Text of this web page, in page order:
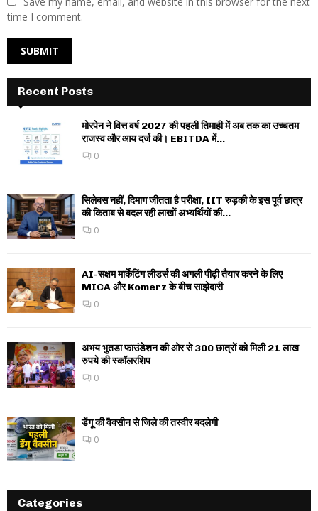
time I comment.
Recent Posts
मोरपेन ने वित्त वर्ष 2027 की पहली तिमाही में अब तक का उच्चतम
राजस्व और आय दर्ज की। EBITDA में...
0
सिलेबस नहीं, दिमाग जीतता है परीक्षा, IIT रुड़की के इस पूर्व छात्र
की किताब से बदल रही लाखों अभ्यर्थियों की...
0
AI-सक्षम मार्केटिंग लीडर्स की अगली पीढ़ी तैयार करने के लिए
MICA और Komerz के बीच साझेदारी
0
अभय भुतडा फाउंडेशन की ओर से 300 छात्रों को मिली 21 लाख
रुपये की स्कॉलरशिप
0
डेंगू की वैक्सीन से जिले की तस्वीर बदलेगी
0
Categories